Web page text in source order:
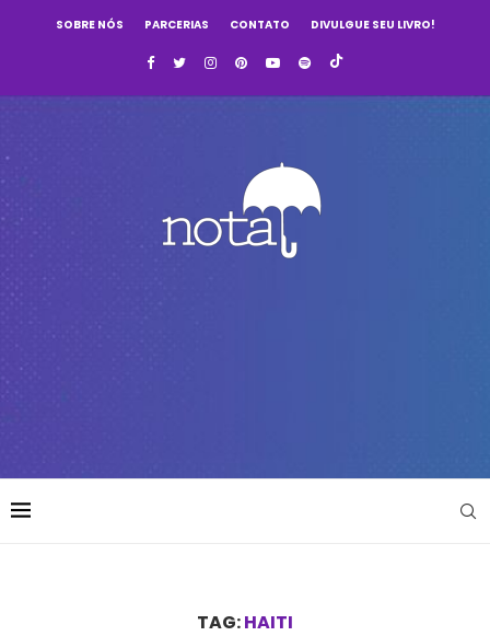
SOBRE NÓS PARCERIAS CONTATO DIVULGUE SEU LIVRO!
TAG:HAITI